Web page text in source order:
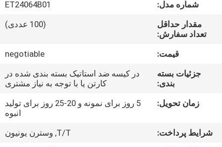
کارخانه
کیفیت
تماس
شماره مدل:
ET24064B01
مقدار حداقل
تعداد سفارش:
(100 عددی)
قیمت:
negotiable
جزئیات بسته
بندی:
در کیسه ضد استاتیک بسته بندی شده در
کارتن یا با توجه به نیاز مشتری
زمان تحویل:
5 روز برای نمونه و 20-25 روز برای تولید
انبوه
شرایط پرداخت:
T/T, وسترن یونیون